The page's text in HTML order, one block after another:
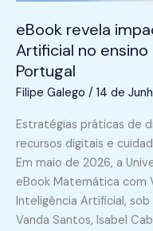
eBook revela
Artificial no
Portugal
Filipe Galego / 14 de
Estratégias práticas de
recursos digitais e
Em maio de 2026, a
eBook Matemática com
Inteligência Artificial,
Vanda Santos, Isabel